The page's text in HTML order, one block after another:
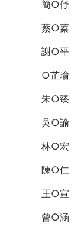
簡○伃
蔡○蓁
謝○平
○芷瑜
朱○臻
吳○諭
林○宏
陳○仁
王○宣
曾○涵